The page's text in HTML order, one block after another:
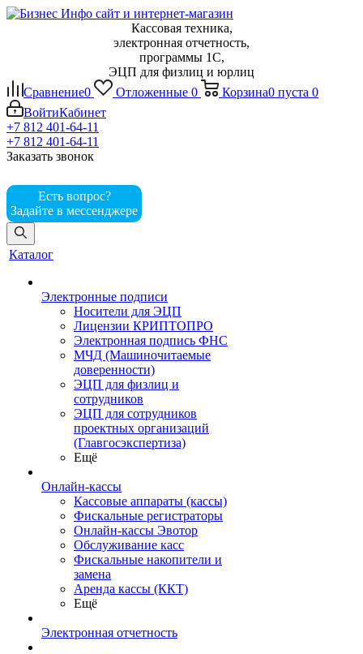
Кассовая техника,
электронная отчетность,
программы 1С,
ЭЦП для физлиц и юрлиц
Сравнение0 Отложенные 0 Корзина0 пуста 0
ВойтиКабинет
+7 812 401-64-11
+7 812 401-64-11
Заказать звонок
Есть вопрос?
Задайте в мессенджере
Каталог
Электронные подписи
Носители для ЭЦП
Лицензии КРИПТОПРО
Электронная подпись ФНС
МЧД (Машиночитаемые
доверенности)
ЭЦП для физлиц и
сотрудников
ЭЦП для сотрудников
проектных организаций
(Главгосэкспертиза)
Ещё
Онлайн-кассы
Кассовые аппараты (кассы)
Фискальные регистраторы
Онлайн-кассы Эвотор
Обслуживание касс
Фискальные накопители и
замена
Аренда кассы (ККТ)
Ещё
Электронная отчетность